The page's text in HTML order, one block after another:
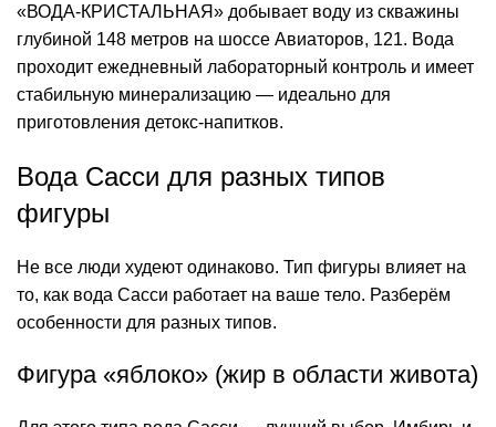
«ВОДА-КРИСТАЛЬНАЯ» добывает воду из скважины
глубиной 148 метров на шоссе Авиаторов, 121. Вода
проходит ежедневный лабораторный контроль и имеет
стабильную минерализацию — идеально для
приготовления детокс-напитков.
Вода Сасси для разных типов
фигуры
Не все люди худеют одинаково. Тип фигуры влияет на
то, как вода Сасси работает на ваше тело. Разберём
особенности для разных типов.
Фигура «яблоко» (жир в области живота)